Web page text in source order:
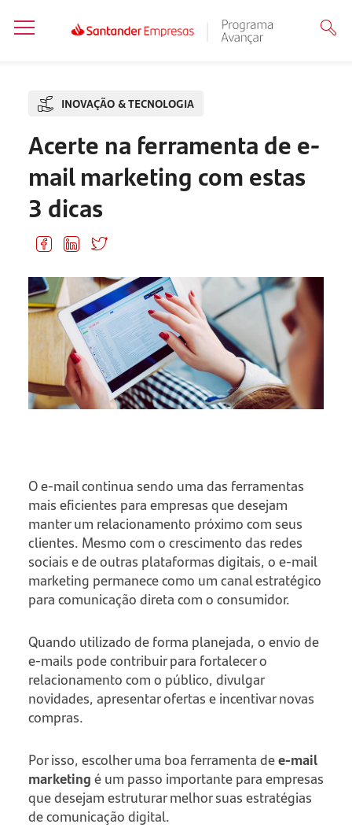
INOVAÇÃO & TECNOLOGIA
Acerte na ferramenta de e-
mail marketing com estas
3 dicas
O e-mail continua sendo uma das ferramentas
mais eficientes para empresas que desejam
manter um relacionamento próximo com seus
clientes. Mesmo com o crescimento das redes
sociais e de outras plataformas digitais, o e-mail
marketing permanece como um canal estratégico
para comunicação direta com o consumidor.
Quando utilizado de forma planejada, o envio de
e-mails pode contribuir para fortalecer o
relacionamento com o público, divulgar
novidades, apresentar ofertas e incentivar novas
compras.
Por isso, escolher uma boa ferramenta dee-mail
marketingé um passo importante para empresas
que desejam estruturar melhor suas estratégias
de comunicação digital.